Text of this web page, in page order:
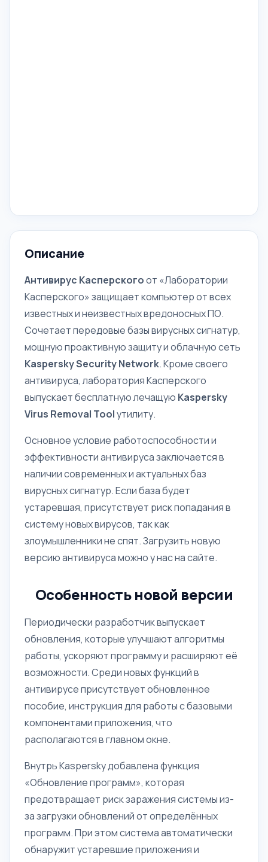
Описание
Антивирус Касперскогоот «Лаборатории
Касперского» защищает компьютер от всех
известных и неизвестных вредоносных ПО.
Сочетает передовые базы вирусных сигнатур,
мощную проактивную защиту и облачную сеть
Kaspersky Security Network. Кроме своего
антивируса, лаборатория Касперского
выпускает бесплатную лечащую Kaspersky
Virus Removal Toolутилиту.
Основное условие работоспособности и
эффективности антивируса заключается в
наличии современных и актуальных баз
вирусных сигнатур. Если база будет
устаревшая, присутствует риск попадания в
систему новых вирусов, так как
злоумышленники не спят. Загрузить новую
версию антивируса можно у нас на сайте.
Особенность новой версии
Периодически разработчик выпускает
обновления, которые улучшают алгоритмы
работы, ускоряют программу и расширяют её
возможности. Среди новых функций в
антивирусе присутствует обновленное
пособие, инструкция для работы с базовыми
компонентами приложения, что
располагаются в главном окне.
Внутрь Kaspersky добавлена функция
«Обновление программ», которая
предотвращает риск заражения системы из-
за загрузки обновлений от определённых
программ. При этом система автоматически
обнаружит устаревшие приложения и